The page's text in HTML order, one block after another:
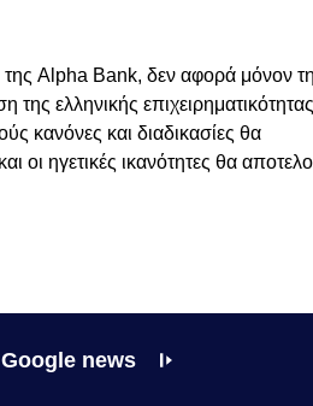
της Alpha Bank, δεν αφορά μόνον
ελληνικής
κανόνες και διαδικασίες θα
οι ηγετικές ικανότητες θα
news